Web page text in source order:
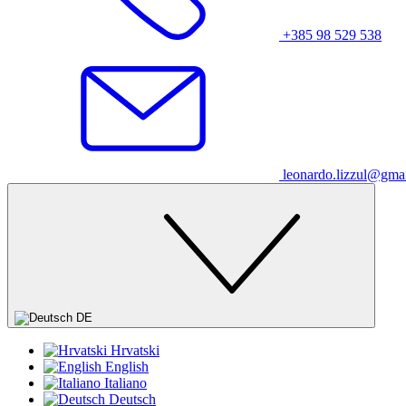
+385 98 529 538
DE
Hrvatski
English
Italiano
Deutsch